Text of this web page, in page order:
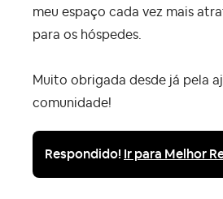
meu espaço cada vez mais
para os hóspedes.
Muito obrigada desde já pela
comunidade!
Respondido! Ir para Melhor